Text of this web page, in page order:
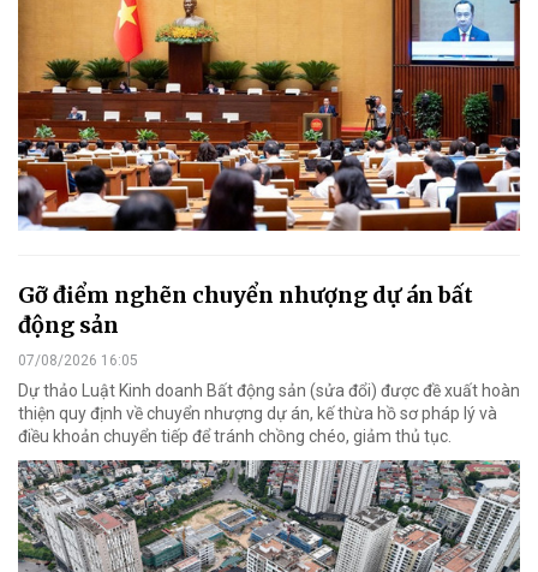
Gỡ điểm nghẽn chuyển nhượng dự án bất
động sản
07/08/2026 16:05
Dự thảo Luật Kinh doanh Bất động sản (sửa đổi) được đề xuất hoàn
thiện quy định về chuyển nhượng dự án, kế thừa hồ sơ pháp lý và
điều khoản chuyển tiếp để tránh chồng chéo, giảm thủ tục.